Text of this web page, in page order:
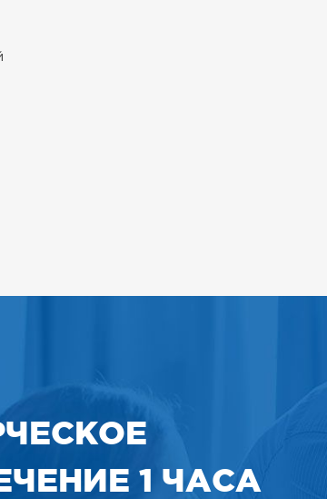
1 ЧАСА